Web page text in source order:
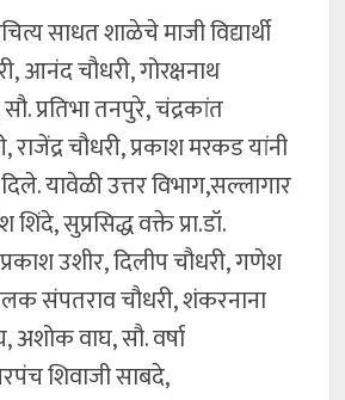
साधत शाळेचे माजी विद्यार्थी
आनंद चौधरी, गोरक्षनाथ
प्रतिभा तनपुरे, चंद्रकांत
राजेंद्र चौधरी, प्रकाश मरकड यांनी
यावेळी उत्तर विभाग,सल्लागार
सुप्रसिद्ध वक्ते प्रा.डॉ.
उशीर, दिलीप चौधरी, गणेश
संपतराव चौधरी, शंकरनाना
अशोक वाघ, सौ. वर्षा
शिवाजी साबदे,